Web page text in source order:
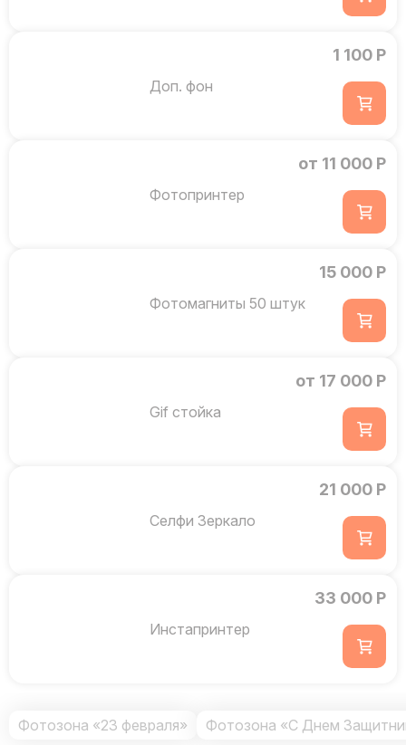
Доп. фон
1 100 Р
Фотопринтер
от 11 000 Р
Фотомагниты 50 штук
15 000 Р
Gif стойка
от 17 000 Р
Селфи Зеркало
21 000 Р
Инстапринтер
33 000 Р
Фотозона «23 февраля» Фотозона «С Днем